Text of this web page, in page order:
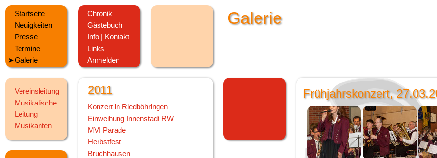
Startseite
Neuigkeiten
Presse
Termine
Galerie
Chronik
Gästebuch
Info | Kontakt
Links
Anmelden
Galerie
Vereinsleitung
Musikalische
Leitung
Musikanten
2012
Kirbefest Hausen
Oktoberfest
Kanufahren
100 Jahre MV Horgen
2011
Konzert in Riedböhringen
Einweihung Innenstadt RW
MVI Parade
Herbstfest
Bruchhausen
Frühjahrskonzert,